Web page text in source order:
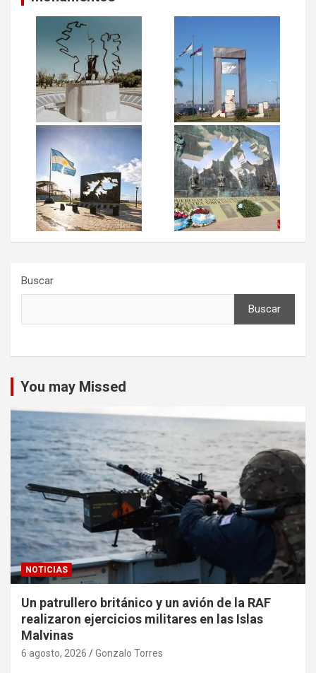
Buscar
Buscar
You may Missed
NOTICIAS
Un patrullero británico y un avión de la RAF
realizaron ejercicios militares en las Islas
Malvinas
6 agosto, 2026 Gonzalo Torres